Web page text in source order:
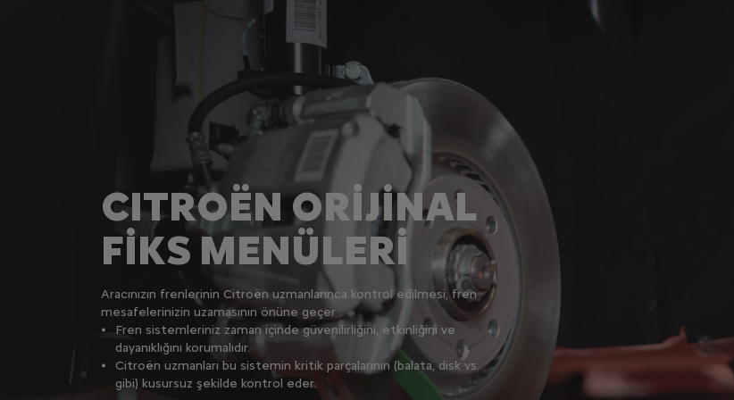
CITROËN ORİJİNAL
FİKS MENÜLERİ
Aracınızın frenlerinin Citroën uzmanlarınca kontrol edilmesi, fren
mesafelerinizin uzamasının önüne geçer :
Fren sistemleriniz zaman içinde güvenilirliğini, etkinliğini ve
dayanıklığını korumalıdır.
Citroën uzmanları bu sistemin kritik parçalarının (balata, disk vs.
gibi) kusursuz şekilde kontrol eder.